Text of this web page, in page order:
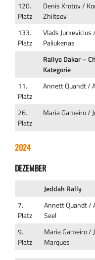
120.
Platz
Denis Krotov /
Zhiltsov
133.
Platz
Vlads Jurkevicius
Paliukenas
Rallye Dakar –
Kategorie
11.
Platz
Annett Quandt /
26.
Platz
Maria Gameiro /
2024
DEZEMBER
Jeddah Rally
7.
Platz
Annett Quandt /
Seel
9.
Platz
Maria Gameiro /
Marques